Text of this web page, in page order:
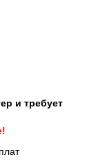
и требует